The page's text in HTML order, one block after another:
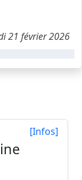
21 février 2026
[Infos]